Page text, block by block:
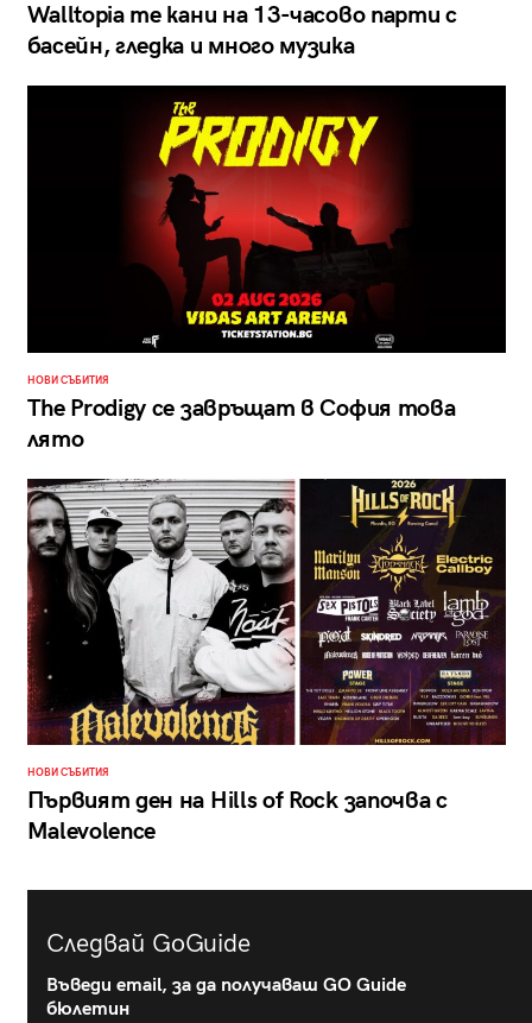
Walltopia те кани на 13-часово парти с
басейн, гледка и много музика
НОВИ СЪБИТИЯ
The Prodigy се завръщат в София това
лято
НОВИ СЪБИТИЯ
Първият ден на Hills of Rock започва с
Malevolence
Следвай GoGuide
Въведи email, за да получаваш GO Guide
бюлетин